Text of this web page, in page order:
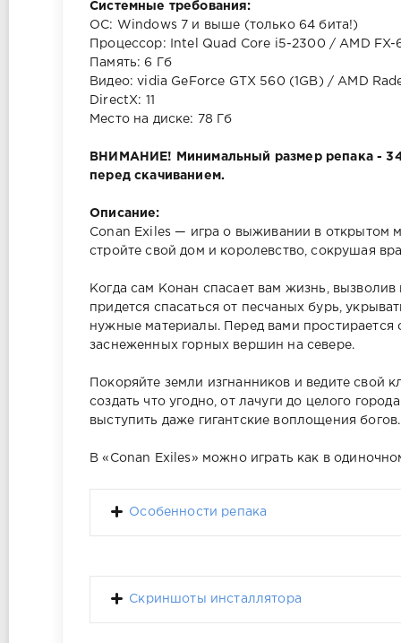
Системные требования:
ОС: Windows 7 и выше (только 64 бита!)
Процессор: Intel Quad Core i5-2300 / AMD
Память: 6 Гб
Видео: vidia GeForce GTX 560 (1GB) / AMD
DirectX: 11
Место на диске: 78 Гб
ВНИМАНИЕ! Минимальный размер репака -
перед скачиванием.
Описание:
Conan Exiles — игра о выживании в открытом
стройте свой дом и королевство, сокрушая
Когда сам Конан спасает вам жизнь,
придется спасаться от песчаных бурь,
нужные материалы. Перед вами
заснеженных горных вершин на севере.
Покоряйте земли изгнанников и ведите свой
создать что угодно, от лачуги до целого
выступить даже гигантские воплощения
В «Conan Exiles» можно играть как в
Особенности репака
Скриншоты инсталлятора